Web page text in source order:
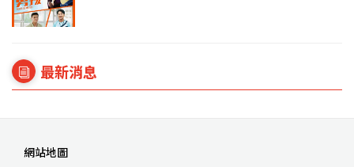
最新消息
網站地圖